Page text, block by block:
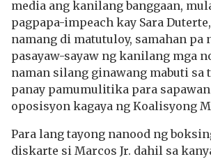
media ang kanilang banggaan,
pagpapa-impeach kay Sara
namang di matutuloy, samahan pa
pasayaw-sayaw ng kanilang mga
naman silang ginawang mabuti sa
panay pamumulitika para
oposisyon kagaya ng Koalisyong
Para lang tayong nanood ng
diskarte si Marcos Jr. dahil sa